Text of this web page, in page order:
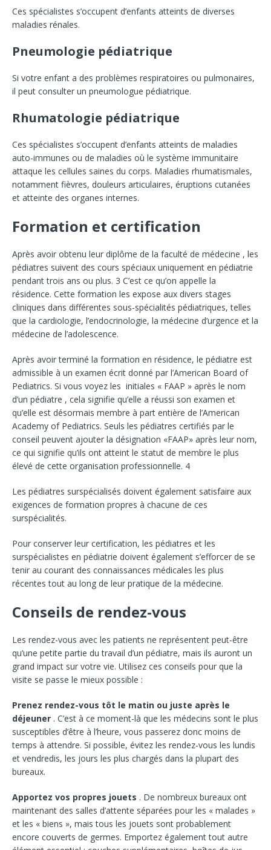
Ces spécialistes s’occupent d’enfants atteints de diverses
maladies rénales.
Pneumologie pédiatrique
Si votre enfant a des problèmes respiratoires ou pulmonaires,
il peut consulter un pneumologue pédiatrique.
Rhumatologie pédiatrique
Ces spécialistes s’occupent d’enfants atteints de maladies
auto-immunes ou de maladies où le système immunitaire
attaque les cellules saines du corps. Maladies rhumatismales,
notamment fièvres, douleurs articulaires, éruptions cutanées
et atteinte des organes internes.
Formation et certification
Après avoir obtenu leur diplôme de la faculté de médecine , les
pédiatres suivent des cours spéciaux uniquement en pédiatrie
pendant trois ans ou plus. 3 C’est ce qu’on appelle la
résidence. Cette formation les expose aux divers stages
cliniques dans différentes sous-spécialités pédiatriques, telles
que la cardiologie, l’endocrinologie, la médecine d’urgence et la
médecine de l’adolescence.
Après avoir terminé la formation en résidence, le pédiatre est
admissible à un examen écrit donné par l’American Board of
Pediatrics. Si vous voyez les initiales « FAAP » après le nom
d’un pédiatre , cela signifie qu’elle a réussi son examen et
qu’elle est désormais membre à part entière de l’American
Academy of Pediatrics. Seuls les pédiatres certifiés par le
conseil peuvent ajouter la désignation «FAAP» après leur nom,
ce qui signifie qu’ils ont atteint le statut de membre le plus
élevé de cette organisation professionnelle. 4
Les pédiatres surspécialisés doivent également satisfaire aux
exigences de formation propres à chacune de ces
surspécialités.
Pour conserver leur certification, les pédiatres et les
surspécialistes en pédiatrie doivent également s’efforcer de se
tenir au courant des connaissances médicales les plus
récentes tout au long de leur pratique de la médecine.
Conseils de rendez-vous
Les rendez-vous avec les patients ne représentent peut-être
qu’une petite partie du travail d’un pédiatre, mais ils auront un
grand impact sur votre vie. Utilisez ces conseils pour que la
visite se passe le mieux possible :
Prenez rendez-vous tôt le matin ou juste après le
déjeuner . C’est à ce moment-là que les médecins sont le plus
susceptibles d’être à l’heure, vous passerez donc moins de
temps à attendre. Si possible, évitez les rendez-vous les lundis
et vendredis, les jours les plus chargés dans la plupart des
bureaux.
Apportez vos propres jouets . De nombreux bureaux ont
maintenant des salles d’attente séparées pour les « malades »
et les « biens », mais tous les jouets sont probablement
encore couverts de germes. Emportez également tout autre